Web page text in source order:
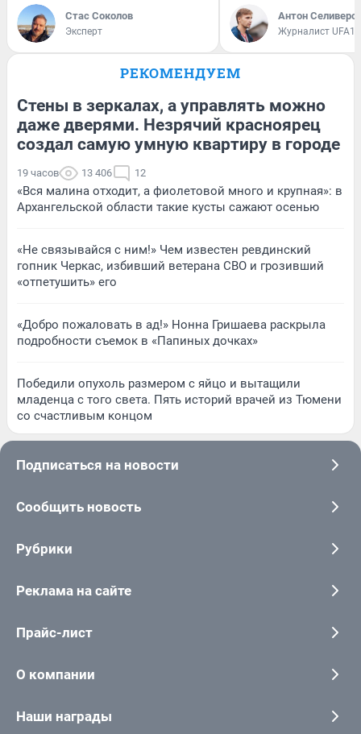
Стас Соколов
Эксперт
Антон
Журналист
РЕКОМЕНДУЕМ
Стены в зеркалах, а управлять можно
даже дверями. Незрячий красноярец
создал самую умную квартиру в городе
19 часов 13 406 12
«Вся малина отходит, а фиолетовой много и крупная»: в
Архангельской области такие кусты сажают осенью
«Не связывайся с ним!» Чем известен ревдинский
гопник Черкас, избивший ветерана СВО и грозивший
«отпетушить» его
«Добро пожаловать в ад!» Нонна Гришаева раскрыла
подробности съемок в «Папиных дочках»
Победили опухоль размером с яйцо и вытащили
младенца с того света. Пять историй врачей из Тюмени
со счастливым концом
Подписаться на новости
Сообщить новость
Рубрики
Реклама на сайте
Прайс-лист
О компании
Наши награды